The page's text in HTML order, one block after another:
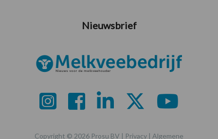
Nieuwsbrief
Copyright © 2026 Prosu BV | Privacy Algemene